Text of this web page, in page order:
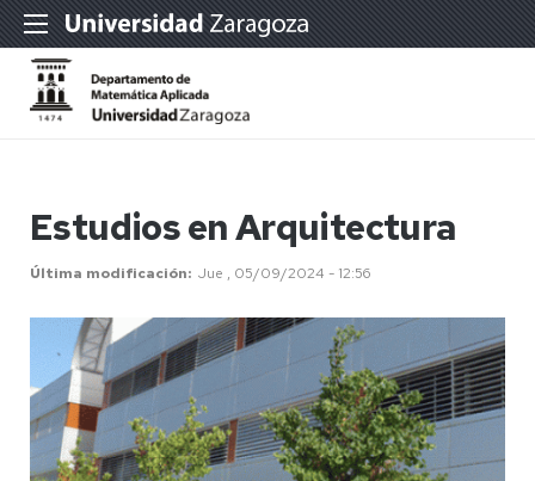
Estudios en Arquitectura
Última modificación Jue , 05/09/2024 - 12:56